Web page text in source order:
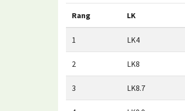
Rang LK
1 LK4
2 LK8
3 LK8.7